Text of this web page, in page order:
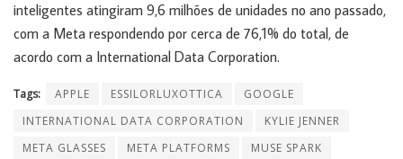
inteligentes atingiram 9,6 milhões de unidades no ano passado,
com a Meta respondendo por cerca de 76,1% do total, de
acordo com a International Data Corporation.
Tags: APPLE ESSILORLUXOTTICA
GOOGLE
INTERNATIONAL DATA CORPORATION
KYLIE JENNER
META GLASSES
META PLATFORMS
MUSE SPARK